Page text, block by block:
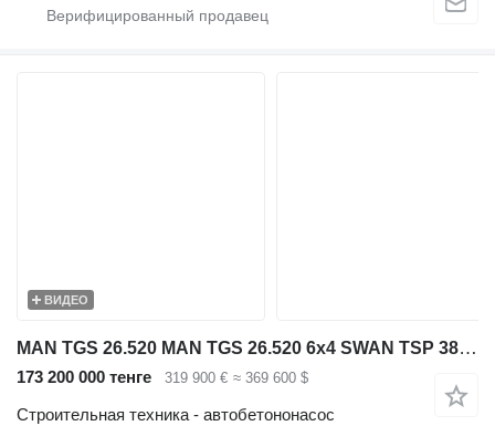
ВИДЕО
MAN TGS 26.520 MAN TGS 26.520 6x4 SWAN TSP 38-5 160RZ ( 38m )
173 200 000 тенге 319 900 € ≈ 369 600 $
Строительная техника - автобетононасос